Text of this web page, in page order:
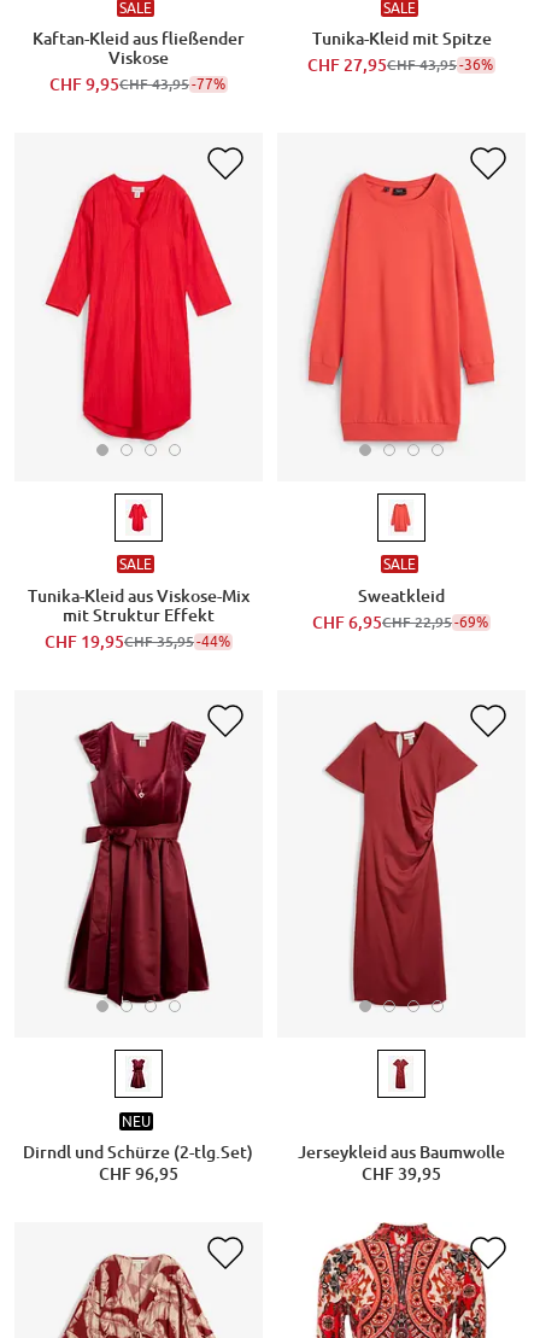
SALE
Kaftan-Kleid aus fließender
Viskose
CHF 9,95CHF 43,95-77%
SALE
Tunika-Kleid mit Spitze
CHF 27,95CHF 43,95-36%
SALE
Tunika-Kleid aus Viskose-Mix
mit Struktur Effekt
CHF 19,95CHF 35,95-44%
SALE
Sweatkleid
CHF 6,95CHF 22,95-69%
NEU
Dirndl und Schürze (2-tlg.Set)
CHF 96,95
Jerseykleid aus Baumwolle
CHF 39,95